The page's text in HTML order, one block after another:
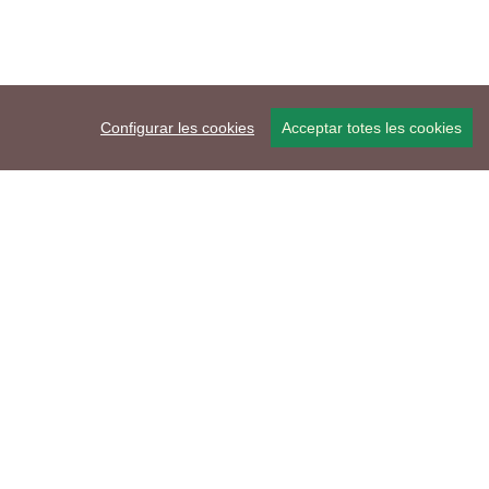
Configurar les cookies Acceptar totes les cookies